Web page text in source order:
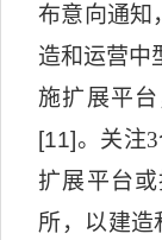
布意向通知
造和运营中
施扩展平
[11]。关注3
扩展平台
所，以建造